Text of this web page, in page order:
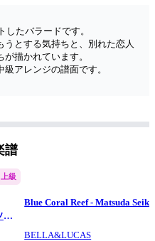
したバラードです。
とする気持ちと、別れた恋人
描かれています。
アレンジの譜面です。
譜
上級
)
Blue Coral Reef - Matsuda Seiko
BELLA&LUCAS